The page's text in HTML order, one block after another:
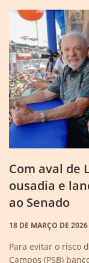
Com aval de
ousadia e
ao Senado
18 DE MARÇO DE 2026
Para evitar o risco
Campos (PSB)